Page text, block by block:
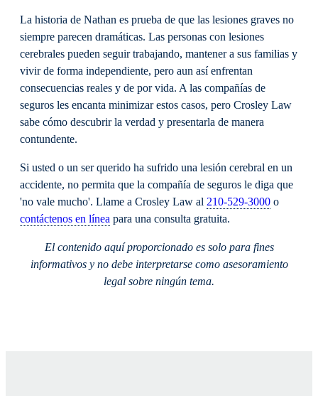
La historia de Nathan es prueba de que las lesiones graves no
siempre parecen dramáticas. Las personas con lesiones
cerebrales pueden seguir trabajando, mantener a sus familias y
vivir de forma independiente, pero aun así enfrentan
consecuencias reales y de por vida. A las compañías de
seguros les encanta minimizar estos casos, pero Crosley Law
sabe cómo descubrir la verdad y presentarla de manera
contundente.
Si usted o un ser querido ha sufrido una lesión cerebral en un
accidente, no permita que la compañía de seguros le diga que
'no vale mucho'. Llame a Crosley Law al 210-529-3000 o
contáctenos en línea para una consulta gratuita.
El contenido aquí proporcionado es solo para fines
informativos y no debe interpretarse como asesoramiento
legal sobre ningún tema.